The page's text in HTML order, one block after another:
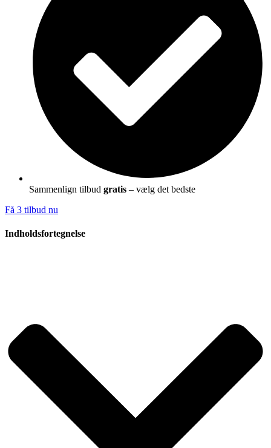
Sammenlign tilbud gratis – vælg det bedste
Få 3 tilbud nu
Indholdsfortegnelse